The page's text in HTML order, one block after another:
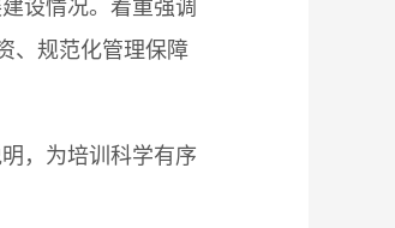
、规范化管理保障
，为培训科学有序